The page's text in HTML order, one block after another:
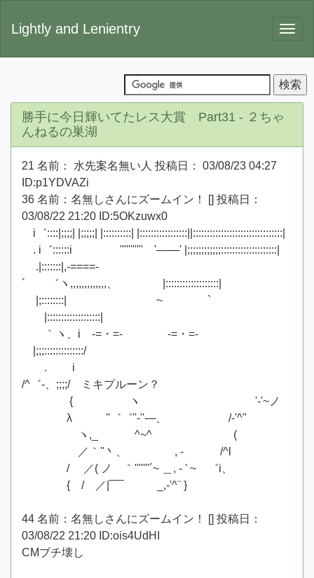
Lightly and Lenientry
勝手に今日輝いてたレス大賞 Part31 - ２ちゃ
んねるの巣湖
21 名前： 水先案名無い人 投稿日： 03/08/23 04:27
ID:p1YDVAZi
36 名前：名無しさんにズームイン！ [] 投稿日：
03/08/22 21:20 ID:5OKzuwx0
i゛::::|;;;;| |;;;;;| |::::::::::| |:::::::::::::::::||::::::::::::::::::::::::::::::::|
. i゛::::::i ''''''''''' '───' |;;;;;;;;;;;;::::::::::::::::::::|
.|:::::::|,-====-
´ ゛ヽ,,,,,,,,,,,,,、 |:::::::::::::::::::|
|;::::::::| ~ `
|:::::::::::::::::::|
｀ヽ、i -=・=- -=・=-
|;;;::::::::::::::/
. i
/^゛-、;;;;/ ミキプルーン？
{ ヽゝ '-'~ノ
λ ''゛゛''-''-─、 /-'^"
ヽ,_ ^~^ (
／｀''丶、 , - /^l
/ ／( ノ ｀'''''''´~ ＿, - ' ~ ゛i、
{ / ／|‾‾‾‾ _,-'^¨ }
44 名前：名無しさんにズームイン！ [] 投稿日：
03/08/22 21:20 ID:ois4UdHI
CMブチ壊し